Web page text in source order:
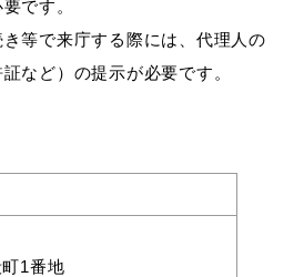
ータルサイト「はまナビ」
です。
で来庁する際には、代理人の
など）の提示が必要です。
1番地